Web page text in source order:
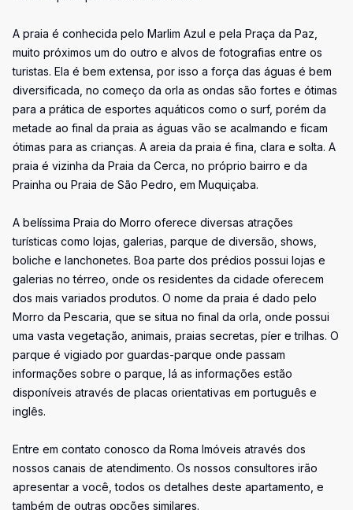
A praia é conhecida pelo Marlim Azul e pela Praça da Paz,
muito próximos um do outro e alvos de fotografias entre os
turistas. Ela é bem extensa, por isso a força das águas é bem
diversificada, no começo da orla as ondas são fortes e ótimas
para a prática de esportes aquáticos como o surf, porém da
metade ao final da praia as águas vão se acalmando e ficam
ótimas para as crianças. A areia da praia é fina, clara e solta. A
praia é vizinha da Praia da Cerca, no próprio bairro e da
Prainha ou Praia de São Pedro, em Muquiçaba.
A belíssima Praia do Morro oferece diversas atrações
turísticas como lojas, galerias, parque de diversão, shows,
boliche e lanchonetes. Boa parte dos prédios possui lojas e
galerias no térreo, onde os residentes da cidade oferecem
dos mais variados produtos. O nome da praia é dado pelo
Morro da Pescaria, que se situa no final da orla, onde possui
uma vasta vegetação, animais, praias secretas, píer e trilhas. O
parque é vigiado por guardas-parque onde passam
informações sobre o parque, lá as informações estão
disponíveis através de placas orientativas em português e
inglês.
Entre em contato conosco da Roma Imóveis através dos
nossos canais de atendimento. Os nossos consultores irão
apresentar a você, todos os detalhes deste apartamento, e
também de outras opções similares.